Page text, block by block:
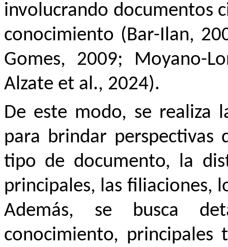
involucrando documentos
conocimiento (Bar-Ilan,
Gomes, 2009; Moyano-
Alzate et al., 2024).
De este modo, se realiza
para brindar perspectivas
tipo de documento, la
principales, las filiaciones,
Además, se busca
conocimiento, principales